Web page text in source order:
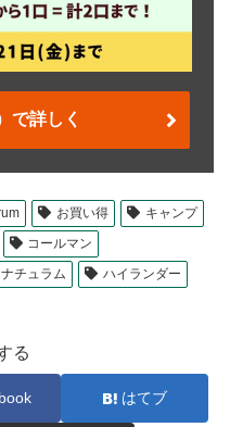
で詳しく
お買い得
キャンプ
コールマン
ナチュラム
ハイランダー
る
はてブ